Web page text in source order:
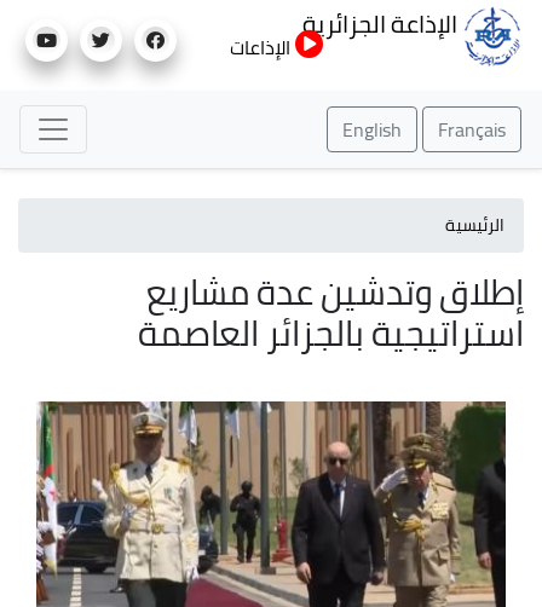
إلى
الإذاعة الجزائرية
الإذاعات
Français
English
الرئيسية
إطلاق وتدشين عدة مشاريع
استراتيجية بالجزائر العاصمة